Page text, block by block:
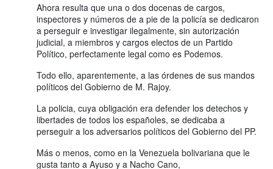
Ahora resulta que una o dos docenas de cargos,
inspectores y números de a pie de la policía se dedicaron
a perseguir e investigar ilegalmente, sin autorización
judicial, a miembros y cargos electos de un Partido
Político, perfectamente legal como es Podemos.
Todo ello, aparentemente, a las órdenes de sus mandos
políticos del Gobierno de M. Rajoy.
La policia, cuya obligación era defender los detechos y
libertades de todos los españoles, se dedicaba a
perseguir a los adversarios políticos del Gobierno del PP.
Más o menos, como en la Venezuela bolivariana que le
gusta tanto a Ayuso y a Nacho Cano,